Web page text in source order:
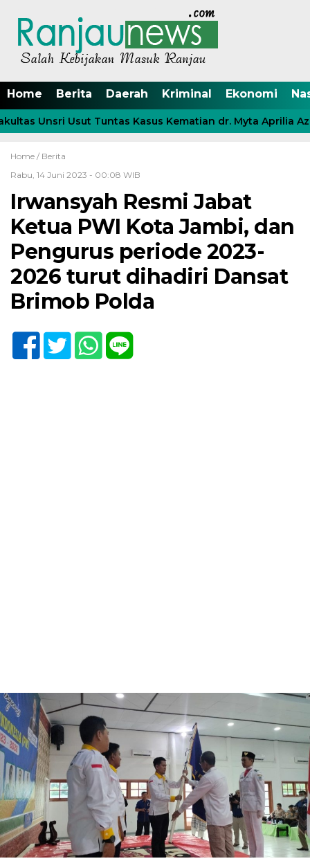
Home Berita Daerah Kriminal Ekonomi
Unsri Usut Tuntas Kasus Kematian dr. Myta Aprilia
Home / Berita
Rabu, 14 Juni 2023 - 00:08 WIB
Irwansyah Resmi Jabat
Ketua PWI Kota Jambi, dan
Pengurus periode 2023-
2026 turut dihadiri Dansat
Brimob Polda